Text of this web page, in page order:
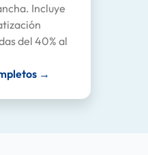
Incluye
del 40% al
→